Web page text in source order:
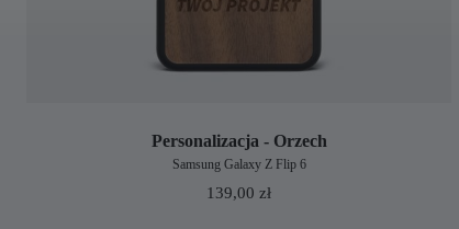
Personalizacja - Orzech
Samsung Galaxy Z Flip 6
139,00zł